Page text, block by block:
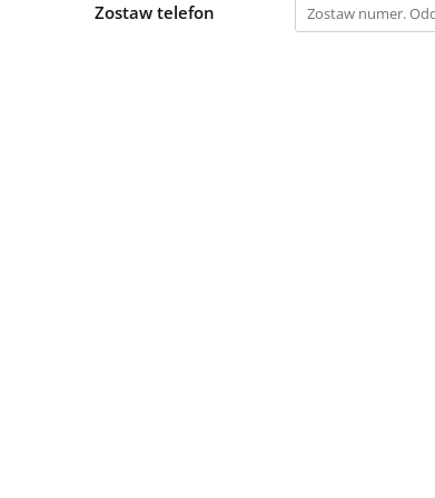
Zostaw telefon